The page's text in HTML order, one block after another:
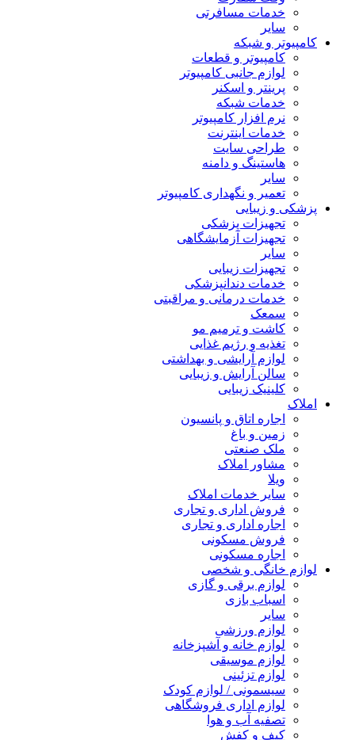
خدمات مسافرتی
سایر
کامپیوتر و شبکه
کامپیوتر و قطعات
لوازم جانبی کامپیوتر
پرینتر و اسکنر
خدمات شبکه
نرم افزار کامپیوتر
خدمات اینترنت
طراحی سایت
هاستینگ و دامنه
سایر
تعمیر و نگهداری کامپیوتر
پزشکی و زیبایی
تجهیزات پزشکی
تجهیزات آزمایشگاهی
سایر
تجهیزات زیبایی
خدمات دندانپزشکی
خدمات درمانی و مراقبتی
سمعک
کاشت و ترمیم مو
تغذیه و رژیم غذایی
لوازم آرایشی و بهداشتی
سالن آرایش و زیبایی
کلینیک زیبایی
املاک
اجاره اتاق و پانسیون
زمین و باغ
ملک صنعتی
مشاور املاک
ویلا
سایر خدمات املاک
فروش اداری و تجاری
اجاره اداری و تجاری
فروش مسکونی
اجاره مسکونی
لوازم خانگی و شخصی
لوازم برقی و گازی
اسباب بازی
سایر
لوازم ورزشی
لوازم خانه و آشپزخانه
لوازم موسیقی
لوازم تزئینی
سیسمونی / لوازم کودک
لوازم اداری فروشگاهی
تصفیه آب و هوا
کیف و کفش